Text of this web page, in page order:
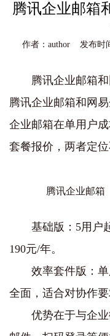
腾讯企业邮箱
作者：author 发布时
腾讯企业邮箱和
腾讯企业邮箱和网
企业邮箱在单用户
套餐报价，两者定
腾讯企业邮箱
基础版‌：5用户
190元/年‌。
效率套件版‌：
全面，适合对协作要
优势在于与‌企